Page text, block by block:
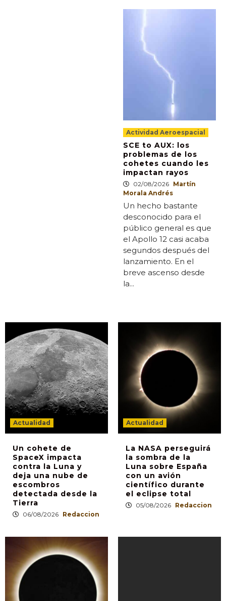
Actividad Aeroespacial
SCE to AUX: los
problemas de los
cohetes cuando les
impactan rayos
02/08/2026 Martín
Morala Andrés
Un hecho bastante
desconocido para el
público general es que
el Apollo 12 casi acaba
segundos después del
lanzamiento. En el
breve ascenso desde
la...
Actualidad
Un cohete de
SpaceX impacta
contra la Luna y
deja una nube de
escombros
detectada desde la
Tierra
06/08/2026 Redaccion
Actualidad
La NASA perseguirá
la sombra de la
Luna sobre España
con un avión
científico durante
el eclipse total
05/08/2026 Redaccion